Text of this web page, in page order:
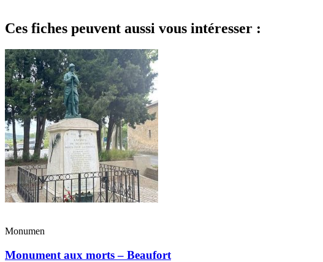
Ces fiches peuvent aussi vous intéresser :
Monumen
Monument aux morts – Beaufort